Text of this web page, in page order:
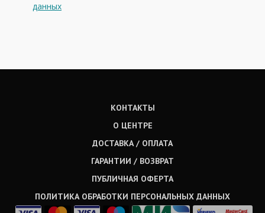
данных
КОНТАКТЫ
О ЦЕНТРЕ
ДОСТАВКА / ОПЛАТА
ГАРАНТИИ / ВОЗВРАТ
ПУБЛИЧНАЯ ОФЕРТА
ПОЛИТИКА ОБРАБОТКИ ПЕРСОНАЛЬНЫХ ДАННЫХ